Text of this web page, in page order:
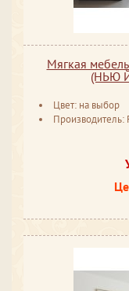
Мягкая
(НЬЮ
Цвет: на выбор
Производитель: